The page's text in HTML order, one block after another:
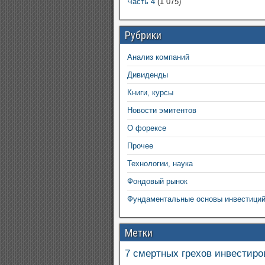
Рубрики
Анализ компаний
Дивиденды
Книги, курсы
Новости эмитентов
О форексе
Прочее
Технологии, наука
Фондовый рынок
Фундаментальные основы инвестиций
Метки
7 смертных грехов